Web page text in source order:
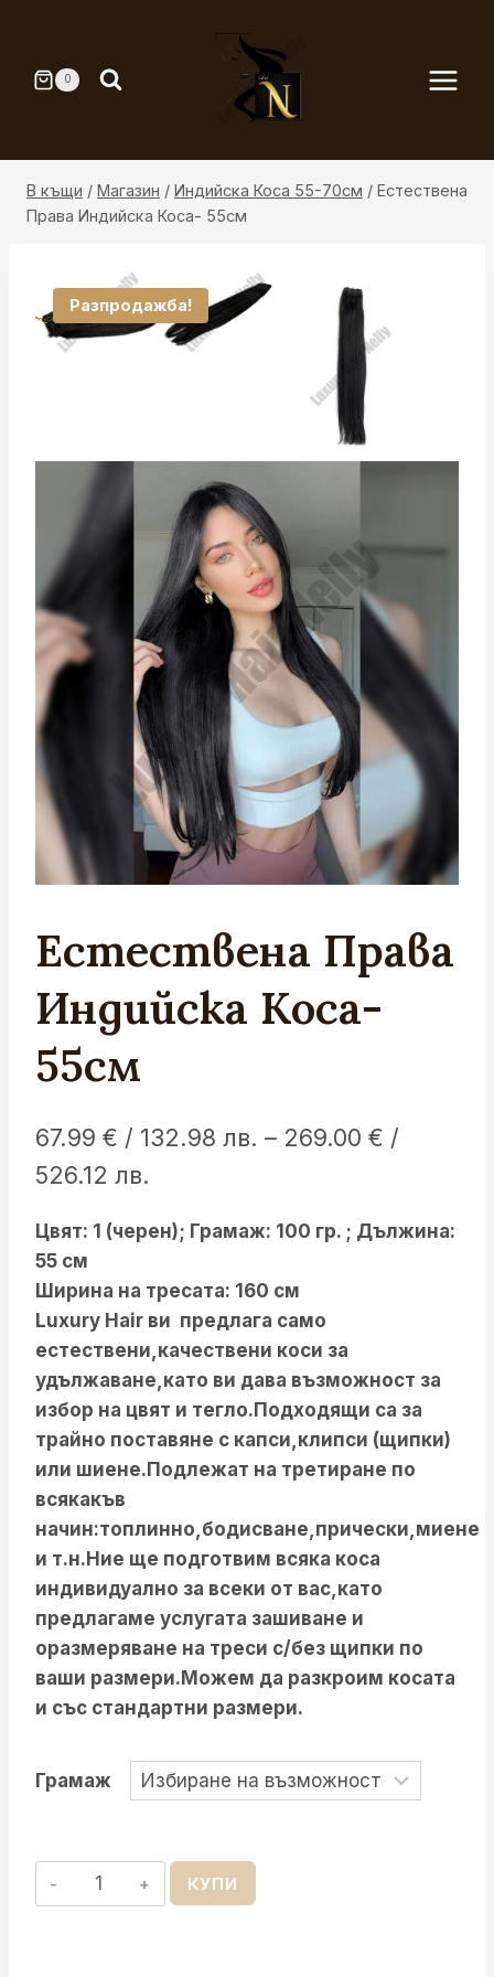
0
В къщи / Магазин / Индийска Коса 55-70см / Естествена
Права Индийска Коса- 55см
Разпродажба!
Естествена Права
Индийска Коса-
55см
67.99 € / 132.98 лв. – 269.00 € /
526.12 лв.
67.99 €
/
132.98 лв.
through
269.00 €
/
526.12 лв.
Цвят: 1 (черен); Грамаж: 100 гр. ; Дължина:
55 см
Ширина на тресата: 160 см
Luxury Hair ви предлага само
естествени,качествени коси за
удължаване,като ви дава възможност за
избор на цвят и тегло.Подходящи са за
трайно поставяне с капси,клипси (щипки)
или шиене.Подлежат на третиране по
всякакъв
начин:топлинно,бодисване,прически,миене
и т.н.Ние ще подготвим всяка коса
индивидуално за всеки от вас,като
предлагаме услугата зашиване и
оразмеряване на треси с/без щипки по
ваши размери.Можем да разкроим косата
и със стандартни размери.
Грамаж
количество
за
КУПИ